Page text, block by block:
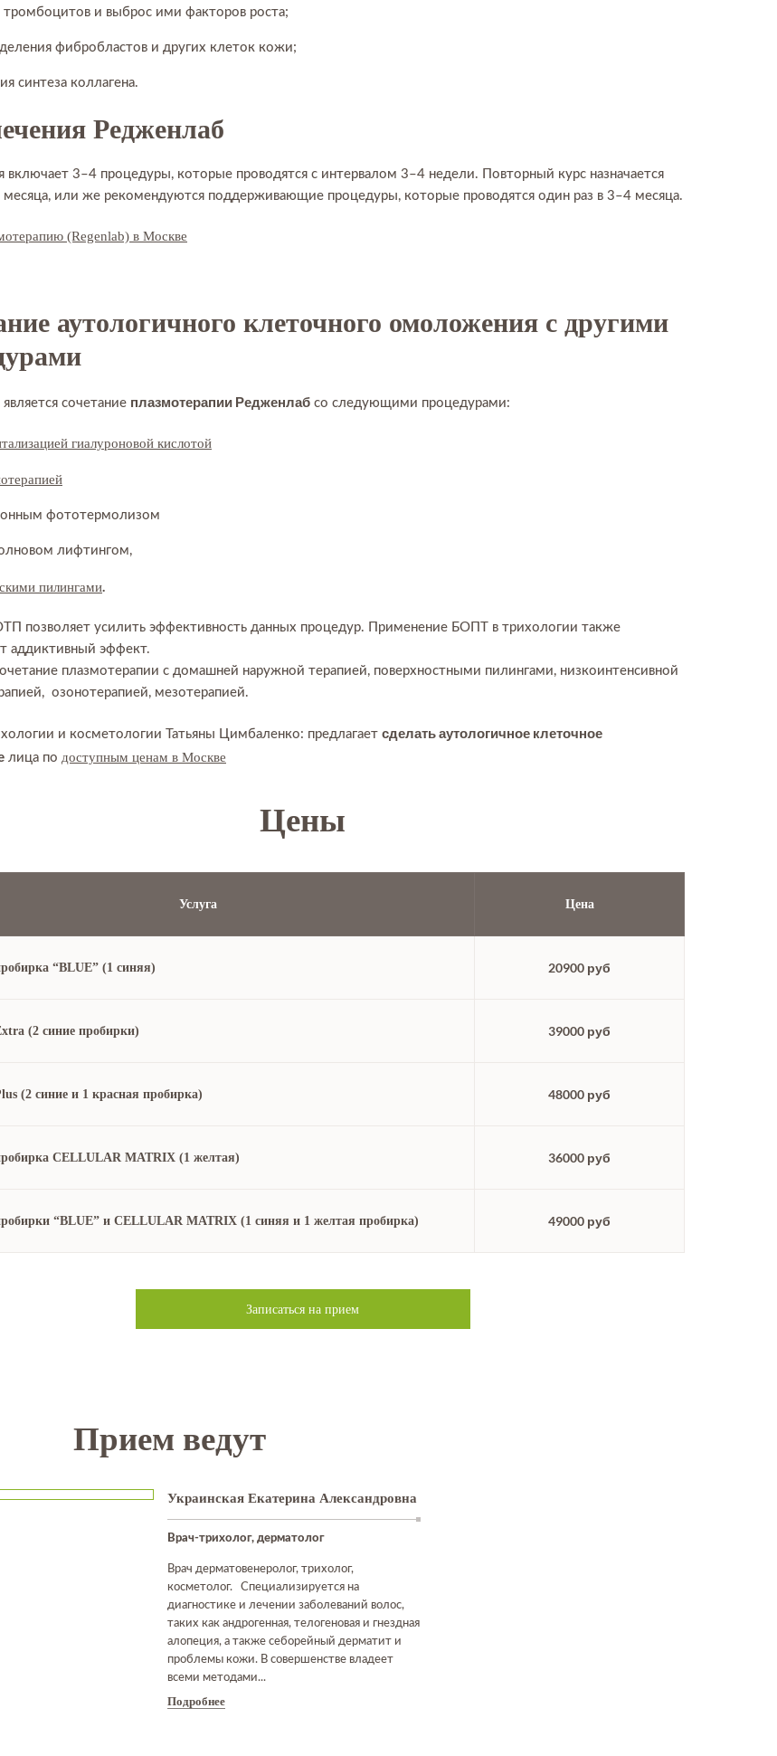
тромбоцитов и выброс ими факторов роста;
фибробластов и других клеток кожи;
синтеза коллагена.
Редженлаб
включает 3–4 процедуры, которые проводятся с интервалом 3–4 недели. Повторный курс назначается
месяца, или же рекомендуются поддерживающие процедуры, которые проводятся один раз в 3–4 месяца.
(Regenlab) в Москве
аутологичного клеточного омоложения с другими
сочетание плазмотерапии Редженлаб со следующими процедурами:
гиалуроновой кислотой
фототермолизом
лифтингом,
пилингами.
позволяет усилить эффективность данных процедур. Применение БОПТ в трихологии также
аддиктивный эффект.
плазмотерапии с домашней наружной терапией, поверхностными пилингами, низкоинтенсивной
озонотерапией, мезотерапией.
и косметологии Татьяны Цимбаленко: предлагает сделать аутологичное клеточное
лица по доступным ценам в Москве
Цены
Услуга Цена
“BLUE” (1 синяя) 20900 руб
(2 синие пробирки) 39000 руб
(2 синие и 1 красная пробирка) 48000 руб
CELLULAR MATRIX (1 желтая) 36000 руб
“BLUE” и CELLULAR MATRIX (1 синяя и 1 желтая пробирка) 49000 руб
Записаться на прием
Прием ведут
Украинская Екатерина Александровна
Врач-трихолог, дерматолог
Врач дерматовенеролог, трихолог,
косметолог. Специализируется на
диагностике и лечении заболеваний волос,
таких как андрогенная, телогеновая и гнездная
алопеция, а также себорейный дерматит и
проблемы кожи. В совершенстве владеет
всеми методами...
Подробнее